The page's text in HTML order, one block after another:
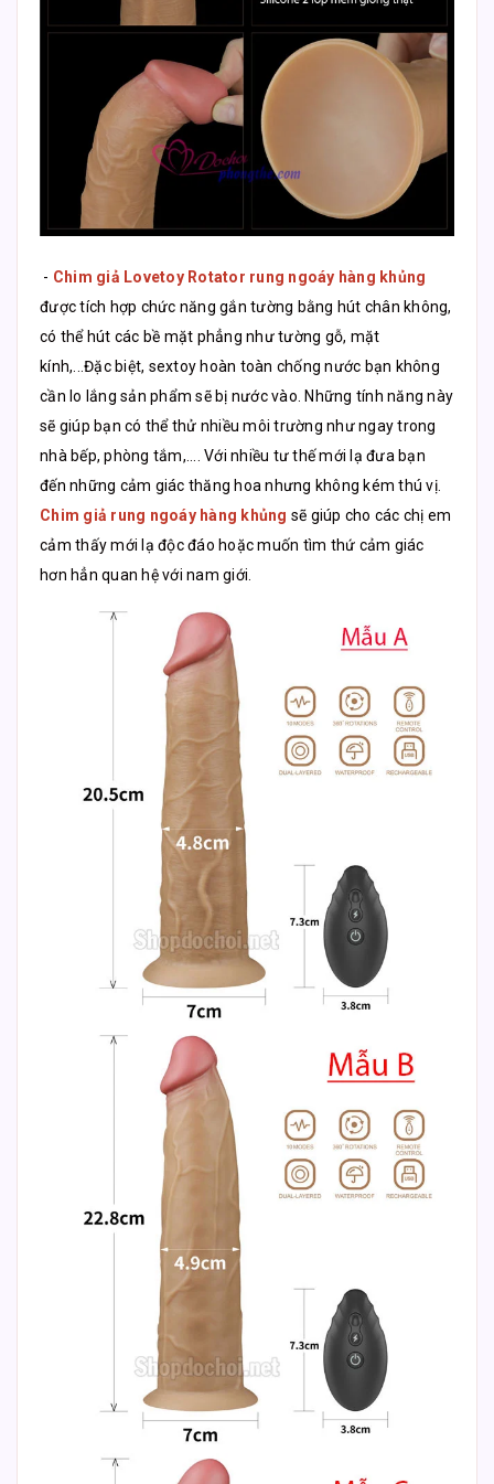
- Chim giả Lovetoy Rotator rung ngoáy hàng khủng
được tích hợp chức năng gắn tường bằng hút chân không,
có thể hút các bề mặt phẳng như tường gỗ, mặt
kính,...Đặc biệt, sextoy hoàn toàn chống nước bạn không
cần lo lắng sản phẩm sẽ bị nước vào. Những tính năng này
sẽ giúp bạn có thể thử nhiều môi trường như ngay trong
nhà bếp, phòng tắm,.... Với nhiều tư thế mới lạ đưa bạn
đến những cảm giác thăng hoa nhưng không kém thú vị.
Chim giả rung ngoáy hàng khủng sẽ giúp cho các chị em
cảm thấy mới lạ độc đáo hoặc muốn tìm thứ cảm giác
hơn hẳn quan hệ với nam giới.